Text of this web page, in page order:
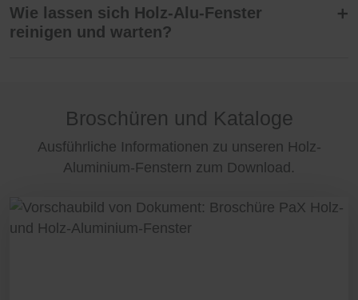
Der Material-Mix bei Fenstern aus Holz
und Aluminium hat viele Vorteile:
sehr gute Dämmwerte
innen wie außen unzählige
Gestaltungsmöglichkeiten
vollständig recyclebar
Wertsteigerung für Ihre Immobilie
Wie lassen sich Holz-Alu-Fenster
reinigen und warten?
nach sechs bis acht Wochen reinigen.
Seien Sie achtsam bei der Reinigung:
intensives und trockenes Reiben sowie
vermeiden.
Die außenliegenden Aluminiumflächen
Broschüren und Kataloge
Ausführliche Informationen zu unseren Holz-
Aluminium-Fenstern zum Download.